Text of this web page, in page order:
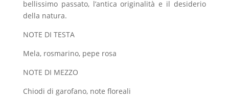
bellissimo passato, l’antica originalità e il desiderio
della natura.
NOTE DI TESTA
Mela, rosmarino, pepe rosa
NOTE DI MEZZO
Chiodi di garofano, note floreali